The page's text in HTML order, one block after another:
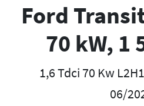
Ford
70 kW, 1
1,6 Tdci 70 Kw
06/